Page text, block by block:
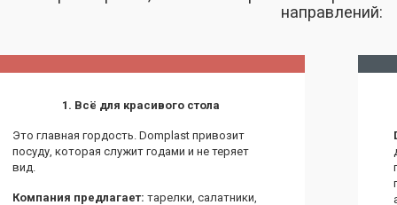
направлений:
1. Всё для красивого стола
Это главная гордость. Domplast привозит
посуду, которая служит годами и не теряет
вид.
Компания предлагает: тарелки, салатники,